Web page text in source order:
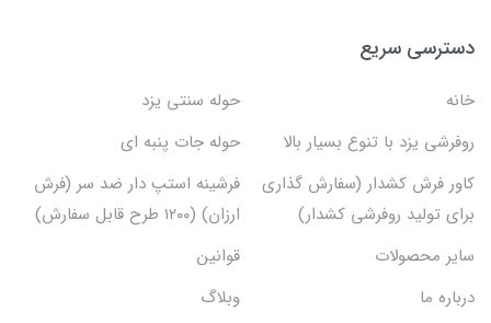
دسترسی سریع
خانه
حوله سنتی یزد
روفرشی یزد با تنوع بسیار بالا
حوله جات پنبه ای
کاور فرش کشدار (سفارش گذاری
برای تولید روفرشی کشدار)
فرشینه استپ دار ضد سر (فرش
ارزان) (۱۲۰۰ طرح قابل سفارش)
سایر محصولات
قوانین
درباره ما
وبلاگ